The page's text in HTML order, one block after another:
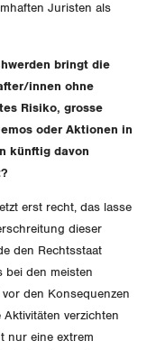
Juristen als
bringt die
innen ohne
Risiko, grosse
oder Aktionen in
künftig davon
erst recht, das lasse
dieser
den Rechtsstaat
bei den meisten
den Konsequenzen
verzichten
nur eine extrem